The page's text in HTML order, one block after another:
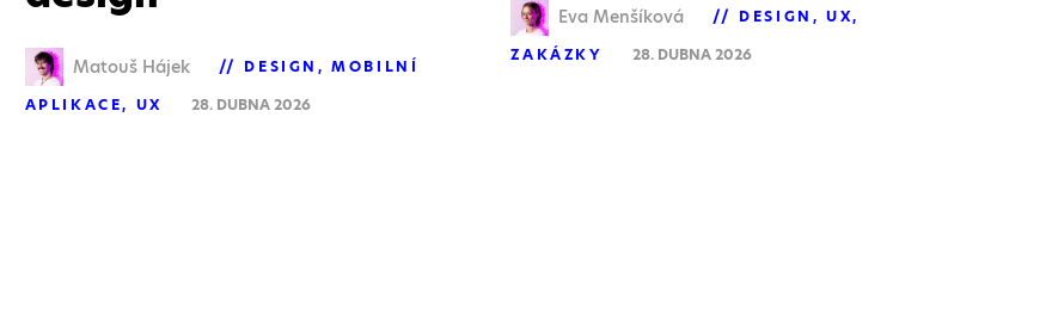
Matouš Hájek DESIGN
MOBILNÍ
APLIKACE
UX 28. DUBNA 2026
Eva Menšíková DESIGN
UX
ZAKÁZKY
28. DUBNA 2026